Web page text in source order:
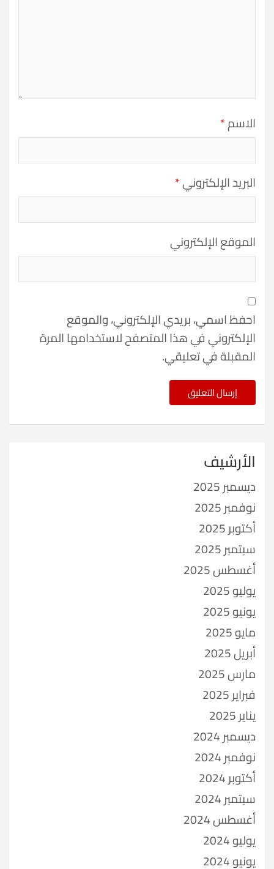
الاسم*
البريد الإلكتروني*
الموقع الإلكتروني
احفظ اسمي، بريدي الإلكتروني، والموقع
الإلكتروني في هذا المتصفح لاستخدامها المرة
المقبلة في تعليقي.
الأرشيف
ديسمبر 2025
نوفمبر 2025
أكتوبر 2025
سبتمبر 2025
أغسطس 2025
يوليو 2025
يونيو 2025
مايو 2025
أبريل 2025
مارس 2025
فبراير 2025
يناير 2025
ديسمبر 2024
نوفمبر 2024
أكتوبر 2024
سبتمبر 2024
أغسطس 2024
يوليو 2024
يونيو 2024